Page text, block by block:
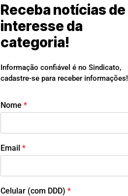
Receba notícias de
interesse da
categoria!
Informação confiável é no Sindicato,
cadastre-se para receber informações!
Nome *
Email *
Celular (com DDD) *